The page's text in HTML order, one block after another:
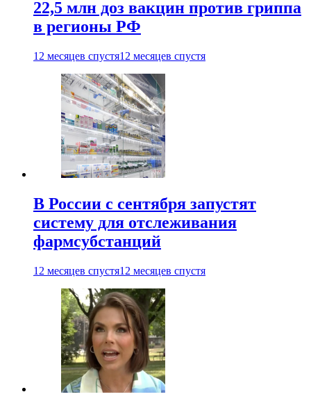
22,5 млн доз вакцин против гриппа
в регионы РФ
12 месяцев спустя12 месяцев спустя
В России с сентября запустят
систему для отслеживания
фармсубстанций
12 месяцев спустя12 месяцев спустя